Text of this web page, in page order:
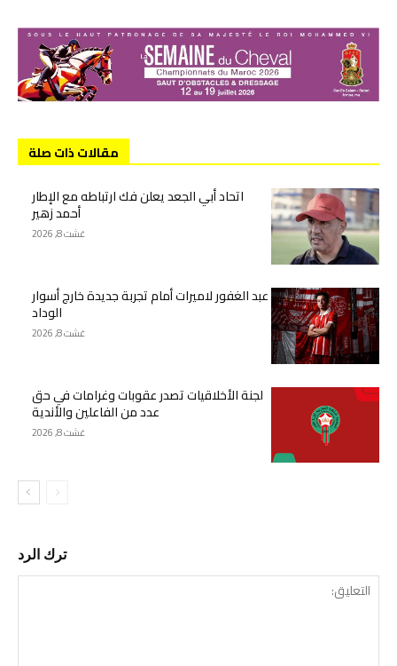
مقالات ذات صلة
اتحاد أبي الجعد يعلن فك ارتباطه مع الإطار
أحمد زهير
غشت 8, 2026
عبد الغفور لاميرات أمام تجربة جديدة خارج أسوار
الوداد
غشت 8, 2026
لجنة الأخلاقيات تصدر عقوبات وغرامات في حق
عدد من الفاعلين والأندية
غشت 8, 2026
ترك الرد